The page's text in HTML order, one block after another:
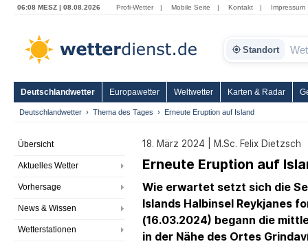
06:08 MESZ | 08.08.2026 Profi-Wetter | Mobile Seite | Kontakt | Impressum
Standort
Deutschlandwetter Europawetter Weltwetter Karten & Radar
Deutschlandwetter Thema des Tages Erneute Eruption auf Island
Übersicht
Aktuelles Wetter
Vorhersage
News & Wissen
Wetterstationen
18. März 2024 | M.Sc. Felix Dietzsch
Erneute Eruption auf
Wie erwartet setzt sich die
Islands Halbinsel Reykjanes
(16.03.2024) begann die
in der Nähe des Ortes